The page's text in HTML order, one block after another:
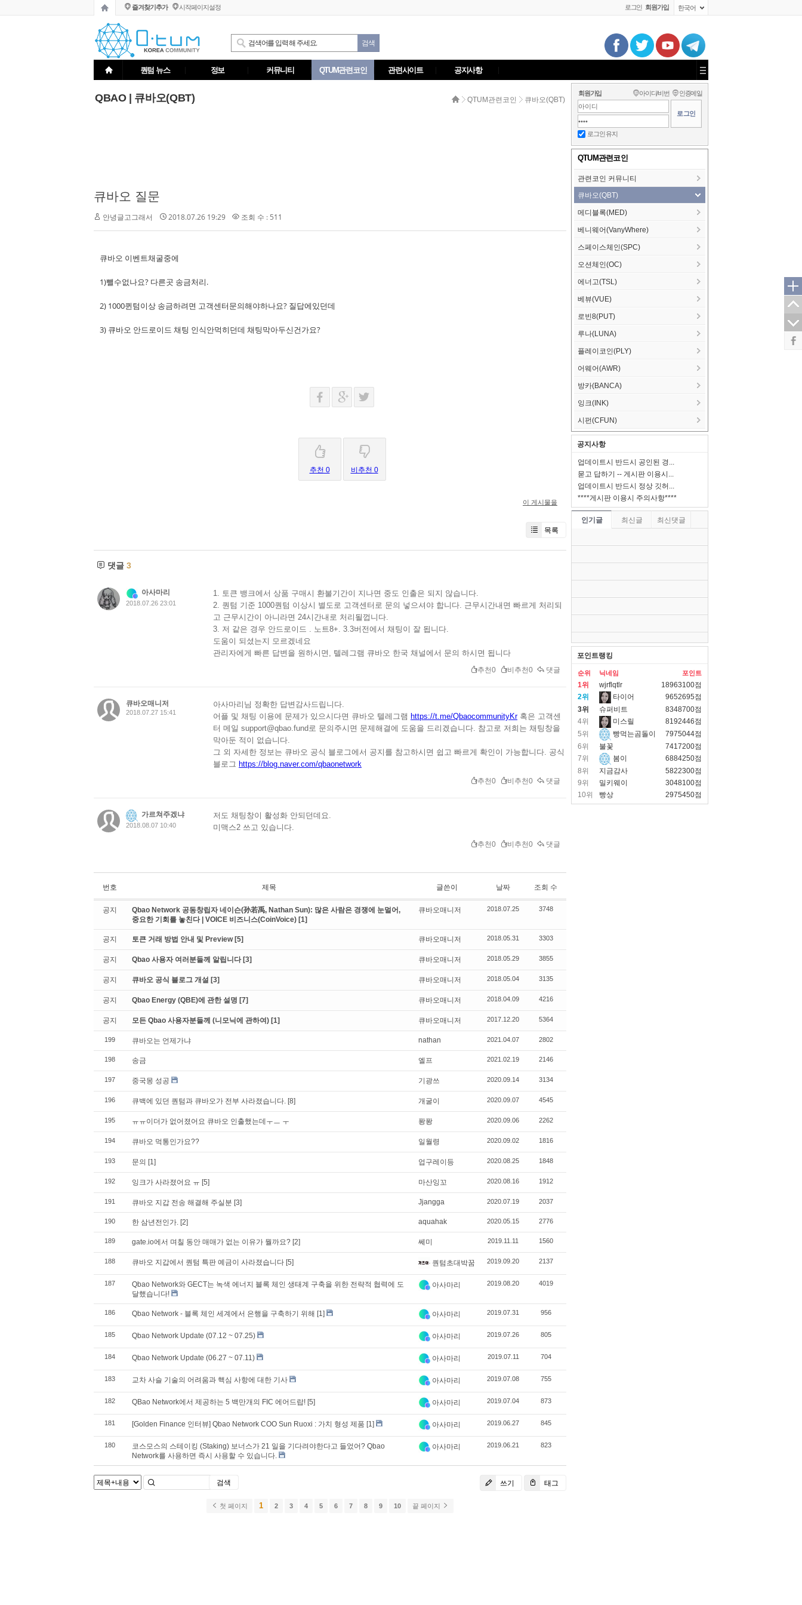
즐겨찾기추가 시작페이지설정 로그인 회원가입 한국어
퀀텀 뉴스 정보 커뮤니티 QTUM관련코인 관련사이트 공지사항
QBAO | 큐바오(QBT) QTUM관련코인 큐바오(QBT)
큐바오 질문
안녕글고그래서 2018.07.26 19:29 조회 수 : 511
큐바오 이벤트채굴중에
1)뺄수없나요? 다른곳 송금처리.
2) 1000퀸텀이상 송금하려면 고객센터문의해야하나요? 질답에있던데
3) 큐바오 안드로이드 채팅 인식안먹히던데 채팅막아두신건가요?
추천 0 비추천 0
이 게시물을
목록
댓글 3
아사마리
2018.07.26 23:01
1. 토큰 뱅크에서 상품 구매시 환불기간이 지나면 중도 인출은 되지 않습니다.
2. 퀀텀 기준 1000퀀텀 이상시 별도로 고객센터로 문의 넣으셔야 합니다. 근무시간내면 빠르게 처리되
고 근무시간이 아니라면 24시간내로 처리될껍니다.
3. 저 같은 경우 안드로이드 . 노트8+. 3.3버전에서 채팅이 잘 됩니다.
도움이 되셨는지 모르겠네요
관리자에게 빠른 답변을 원하시면, 텔레그램 큐바오 한국 채널에서 문의 하시면 됩니다
추천0 비추천0 댓글
큐바오매니저
2018.07.27 15:41
아사마리님 정확한 답변감사드립니다.
어플 및 채팅 이용에 문제가 있으시다면 큐바오 텔레그램 https://t.me/QbaocommunityKr혹은 고객센
터 메일 support@qbao.fund로 문의주시면 문제해결에 도움을 드리겠습니다. 참고로 저희는 채팅창을
막아둔 적이 없습니다.
그 외 자세한 정보는 큐바오 공식 블로그에서 공지를 참고하시면 쉽고 빠르게 확인이 가능합니다. 공식
블로그 https://blog.naver.com/qbaonetwork
추천0 비추천0 댓글
가르쳐주겠냐
2018.08.07 10:40
저도 채팅창이 활성화 안되던데요.
미맥스2 쓰고 있습니다.
추천0 비추천0 댓글
번호 제목 글쓴이 날짜 조회 수
공지
Qbao Network 공동창립자 네이슨(孙若禹, Nathan Sun): 많은 사람은 경쟁에 눈멀어,
중요한 기회를 놓친다 | VOICE 비즈니스(CoinVoice) [1]
큐바오매니저 2018.07.25 3748
공지 토큰 거래 방법 안내 및 Preview [5] 큐바오매니저 2018.05.31 3303
공지 Qbao 사용자 여러분들께 알립니다 [3] 큐바오매니저 2018.05.29 3855
공지 큐바오 공식 블로그 개설 [3] 큐바오매니저 2018.05.04 3135
공지 Qbao Energy (QBE)에 관한 설명 [7] 큐바오매니저 2018.04.09 4216
공지 모든 Qbao 사용자분들께 (니모닉에 관하여) [1] 큐바오매니저 2017.12.20 5364
199 큐바오는 언제가냐 nathan 2021.04.07 2802
198 송금 엘프 2021.02.19 2146
197 중국몽 성공 기광쓰 2020.09.14 3134
196 큐백에 있던 퀀텀과 큐바오가 전부 사라졌습니다. [8] 개굴이 2020.09.07 4545
195 ㅠㅠ이더가 없어졌어요 큐바오 인출했는데ㅜㅡ ㅜ 퐝퐝 2020.09.06 2262
194 큐바오 먹통인가요?? 일월령 2020.09.02 1816
193 문의 [1] 업구레이등 2020.08.25 1848
192 잉크가 사라졌어요 ㅠ [5] 마산잉꼬 2020.08.16 1912
191 큐바오 지갑 전송 해결해 주실분 [3] Jjangga 2020.07.19 2037
190 한 삼년전인가. [2] aquahak 2020.05.15 2776
189 gate.io에서 며칠 동안 매매가 없는 이유가 뭘까요? [2] 쎄미 2019.11.11 1560
188 큐바오 지갑에서 퀀텀 특판 예금이 사라졌습니다 [5] 퀀텀초대박꿈 2019.09.20 2137
187
Qbao Network와 GECT는 녹색 에너지 블록 체인 생태계 구축을 위한 전략적 협력에 도
달했습니다!
아사마리 2019.08.20 4019
186 Qbao Network - 블록 체인 세계에서 은행을 구축하기 위해 [1] 아사마리 2019.07.31 956
185 Qbao Network Update (07.12 ~ 07.25) 아사마리 2019.07.26 805
184 Qbao Network Update (06.27 ~ 07.11) 아사마리 2019.07.11 704
183 교차 사슬 기술의 어려움과 핵심 사항에 대한 기사 아사마리 2019.07.08 755
182 QBao Network에서 제공하는 5 백만개의 FIC 에어드랍! [5] 아사마리 2019.07.04 873
181 [Golden Finance 인터뷰] Qbao Network COO Sun Ruoxi : 가치 형성 제품 [1] 아사마리 2019.06.27 845
180
코스모스의 스테이킹 (Staking) 보너스가 21 일을 기다려야한다고 들었어? Qbao
Network를 사용하면 즉시 사용할 수 있습니다.
아사마리 2019.06.21 823
쓰기 태그
검색
첫 페이지 1 2 3 4 5 6 7 8 9 10 끝 페이지
회원가입 아이디/비번 인증메일
로그인 유지
QTUM관련코인
관련코인 커뮤니티
큐바오(QBT)
메디블록(MED)
베니웨어(VanyWhere)
스페이스체인(SPC)
오션체인(OC)
에너고(TSL)
베뷰(VUE)
로빈8(PUT)
루나(LUNA)
플레이코인(PLY)
어웨어(AWR)
방카(BANCA)
잉크(INK)
시펀(CFUN)
공지사항
업데이트시 반드시 공인된 경...
묻고 답하기 -- 게시판 이용시...
업데이트시 반드시 정상 깃허...
****게시판 이용시 주의사항****
인기글 최신글 최신댓글
포인트랭킹
순위 닉네임 포인트
1위 wjrflqtlr
18963100점
2위
타이어
9652695점
3위
슈퍼비트
8348700점
4위
미스릴
8192446점
5위
빵먹는곰돌이
7975044점
6위
불꽃
7417200점
7위
봄이
6884250점
8위
지금감사
5822300점
9위
밀키웨이
3048100점
10위
빵상 2975450점